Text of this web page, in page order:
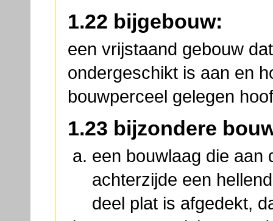
1.22 bijgebouw:
een vrijstaand gebouw
ondergeschikt is aan en
bouwperceel gelegen
1.23 bijzondere
een bouwlaag die aan
achterzijde een
deel plat is afgedekt,